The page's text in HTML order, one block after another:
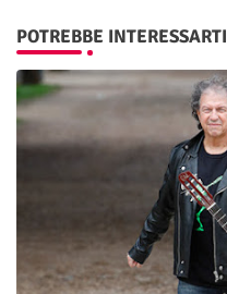
POTREBBE INTERESSARTI